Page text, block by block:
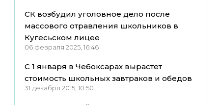
СК возбудил уголовное дело после
массового отравления школьников в
Кугесьском лицее
06 февраля 2025, 16:46
C 1 января в Чебоксарах вырастет
стоимость школьных завтраков и обедов
31 декабря 2015, 10:50